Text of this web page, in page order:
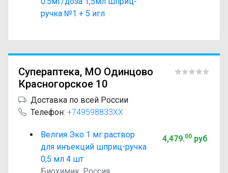
ручка №1 + 5 игл
Супераптека, МО Одинцово
Красногорское 10
Доставка по всей России
Телефон: +749598833XX
Велгия Эко 1 мг раствор
для инъекций шприц-ручка
0,5 мл 4 шт
4,479.00руб